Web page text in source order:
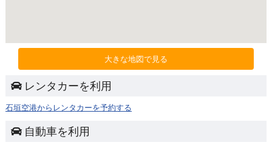
大きな地図で見る
レンタカーを利用
石垣空港からレンタカーを予約する
自動車を利用